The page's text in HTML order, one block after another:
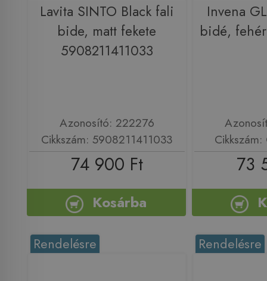
Lavita SINTO Black fali
bide, matt fekete
5908211411033
Azonosító: 222276
Cikkszám: 5908211411033
74 900 Ft
Kosárba
Invena
bidé,
73
Rendelésre Rendelésre